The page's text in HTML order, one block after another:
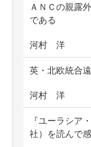
ＡＮＣの親露
である
河村 洋
英・北欧統合
河村 洋
『ユーラシア
社）を読んで